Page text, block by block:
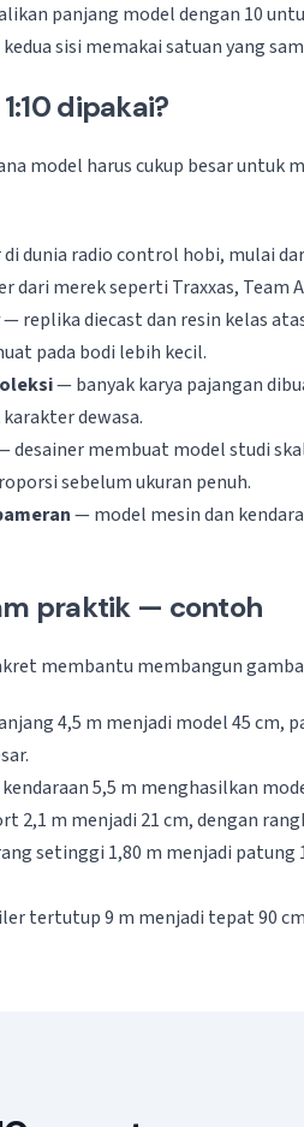
panjang model dengan 10
sisi memakai satuan yang
dipakai?
model harus cukup besar
dunia radio control hobi, mulai
dari merek seperti Traxxas, Team
— replika diecast dan resin kelas
pada bodi lebih kecil.
— banyak karya pajangan
dewasa.
desainer membuat model studi
sebelum ukuran penuh.
— model mesin dan
praktik — contoh
membantu membangun
4,5 m menjadi model 45 cm,
5,5 m menghasilkan
2,1 m menjadi 21 cm, dengan
setinggi 1,80 m menjadi patung
tertutup 9 m menjadi tepat 90